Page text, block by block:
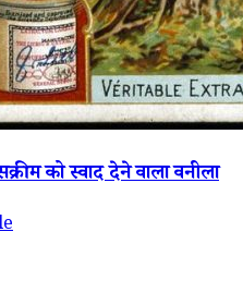
को स्वाद देने वाला वनीला